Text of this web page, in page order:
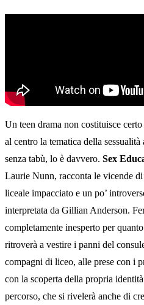
Un teen drama non costituisce
al centro la tematica della
senza tabù, lo è davvero. Sex
Laurie Nunn, racconta le vicende
liceale impacciato e un po’
interpretata da Gillian Anderson.
completamente inesperto per
ritroverà a vestire i panni del
compagni di liceo, alle prese con i
con la scoperta della propria
percorso, che si rivelerà anche di